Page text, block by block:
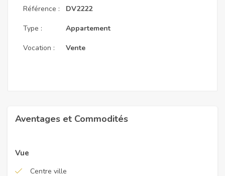
Référence :
Type :
Vocation :
DV2222
Appartement
Vente
Aventages et Commodités
Vue
Centre ville